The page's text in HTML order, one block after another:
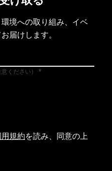
境への取り組み、イベ
届けします。
ください）
規約を読み、同意の上